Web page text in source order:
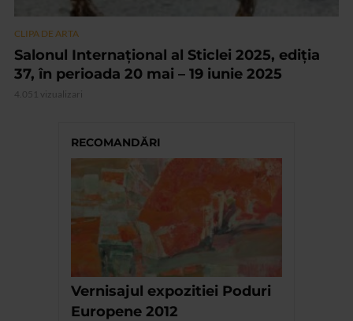
CLIPA DE ARTA
Salonul Internațional al Sticlei 2025, ediția
37, în perioada 20 mai – 19 iunie 2025
4.051 vizualizari
RECOMANDĂRI
Vernisajul expozitiei Poduri
Europene 2012